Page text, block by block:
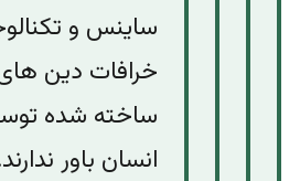
ساینس و
خرافات دین
ساخته شده
انسان باور